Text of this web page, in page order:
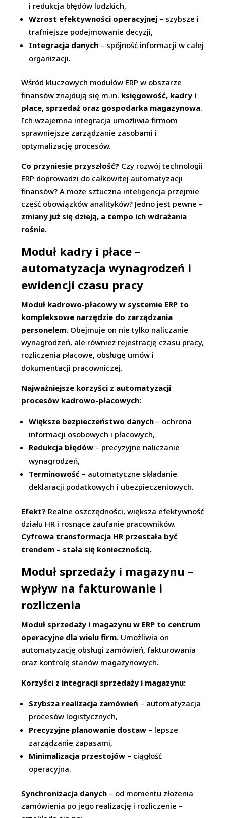
i redukcja błędów ludzkich,
Wzrost efektywności operacyjnej – szybsze i
trafniejsze podejmowanie decyzji,
Integracja danych – spójność informacji w całej
organizacji.
Wśród kluczowych modułów ERP w obszarze
finansów znajdują się m.in. księgowość, kadry i
płace, sprzedaż oraz gospodarka magazynowa.
Ich wzajemna integracja umożliwia firmom
sprawniejsze zarządzanie zasobami i
optymalizację procesów.
Co przyniesie przyszłość? Czy rozwój technologii
ERP doprowadzi do całkowitej automatyzacji
finansów? A może sztuczna inteligencja przejmie
część obowiązków analityków? Jedno jest pewne –
zmiany już się dzieją, a tempo ich wdrażania
rośnie.
Moduł kadry i płace –
automatyzacja wynagrodzeń i
ewidencji czasu pracy
Moduł kadrowo-płacowy w systemie ERP to
kompleksowe narzędzie do zarządzania
personelem. Obejmuje on nie tylko naliczanie
wynagrodzeń, ale również rejestrację czasu pracy,
rozliczenia płacowe, obsługę umów i
dokumentacji pracowniczej.
Najważniejsze korzyści z automatyzacji
procesów kadrowo-płacowych:
Większe bezpieczeństwo danych – ochrona
informacji osobowych i płacowych,
Redukcja błędów – precyzyjne naliczanie
wynagrodzeń,
Terminowość – automatyczne składanie
deklaracji podatkowych i ubezpieczeniowych.
Efekt? Realne oszczędności, większa efektywność
działu HR i rosnące zaufanie pracowników.
Cyfrowa transformacja HR przestała być
trendem – stała się koniecznością.
Moduł sprzedaży i magazynu –
wpływ na fakturowanie i
rozliczenia
Moduł sprzedaży i magazynu w ERP to centrum
operacyjne dla wielu firm. Umożliwia on
automatyzację obsługi zamówień, fakturowania
oraz kontrolę stanów magazynowych.
Korzyści z integracji sprzedaży i magazynu:
Szybsza realizacja zamówień – automatyzacja
procesów logistycznych,
Precyzyjne planowanie dostaw – lepsze
zarządzanie zapasami,
Minimalizacja przestojów – ciągłość
operacyjna.
Synchronizacja danych – od momentu złożenia
zamówienia po jego realizację i rozliczenie –